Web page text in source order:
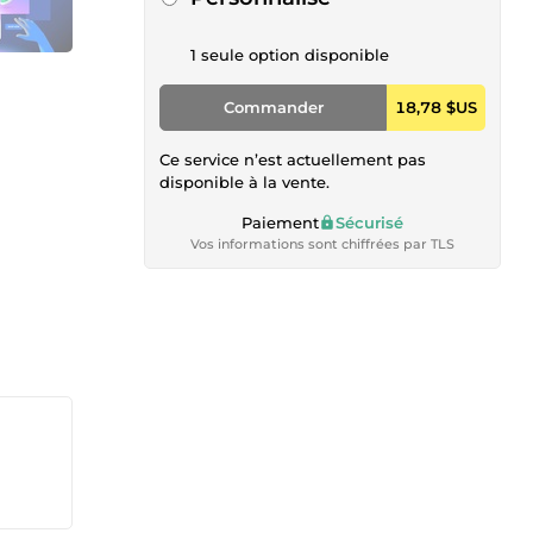
1 seule option disponible
Commander 18,78 $US
Ce service n’est actuellement pas
disponible à la vente.
Paiement Sécurisé
Vos informations sont chiffrées par TLS